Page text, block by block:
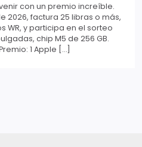
con un premio increíble.
2026, factura 25 libras o más,
WR, y participa en el sorteo
chip M5 de 256 GB.
1 Apple […]